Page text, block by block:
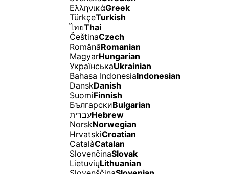
ΕλληνικάGreek
TürkçeTurkish
ไทยThai
ČeštinaCzech
RomânăRomanian
MagyarHungarian
УкраїнськаUkrainian
Bahasa IndonesiaIndonesian
DanskDanish
SuomiFinnish
БългарскиBulgarian
עבריתHebrew
NorskNorwegian
HrvatskiCroatian
CatalàCatalan
SlovenčinaSlovak
LietuviųLithuanian